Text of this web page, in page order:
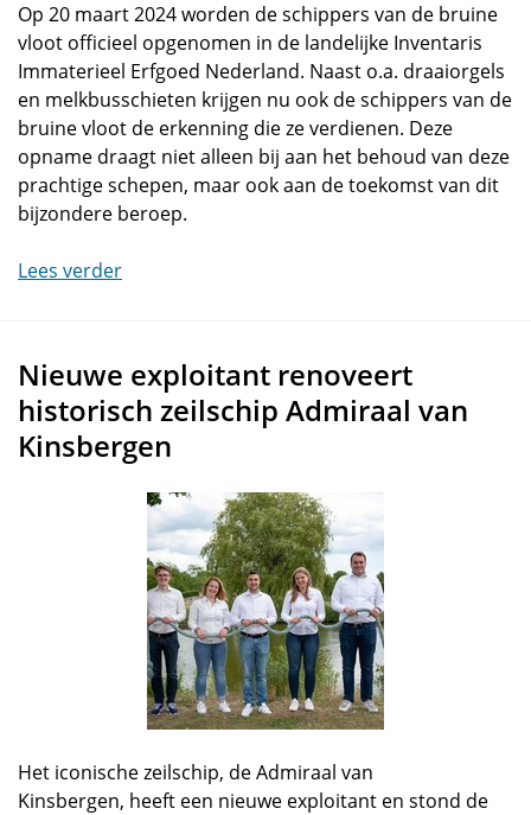
Op 20 maart 2024 worden de schippers van de bruine
vloot officieel opgenomen in de landelijke Inventaris
Immaterieel Erfgoed Nederland. Naast o.a. draaiorgels
en melkbusschieten krijgen nu ook de schippers van de
bruine vloot de erkenning die ze verdienen. Deze
opname draagt niet alleen bij aan het behoud van deze
prachtige schepen, maar ook aan de toekomst van dit
bijzondere beroep.
Lees verder
Nieuwe exploitant renoveert
historisch zeilschip Admiraal van
Kinsbergen
Het iconische zeilschip, de Admiraal van
Kinsbergen, heeft een nieuwe exploitant en stond de